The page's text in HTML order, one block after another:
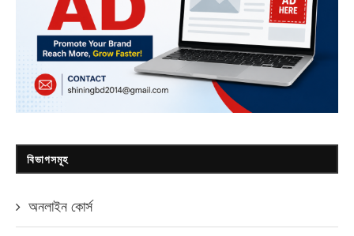
বিভাগসমূহ
অনলাইন কোর্স